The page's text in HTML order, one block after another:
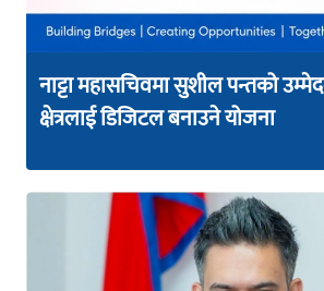
नाट्टा महासचिवमा सुशील पन्तको
क्षेत्रलाई डिजिटल बनाउने योजना